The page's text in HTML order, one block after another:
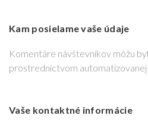
Kam posielame vaše údaje
Komentáre návštevníkov môžu
prostredníctvom automatizovanej
Vaše kontaktné informácie